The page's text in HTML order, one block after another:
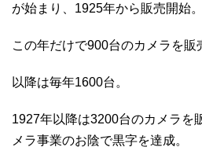
が始まり、1925年から販売開始。
この年だけで900台のカメラを販
以降は毎年1600台。
1927年以降は3200台のカメラを
メラ事業のお陰で黒字を達成。